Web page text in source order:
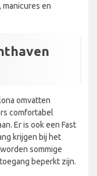
en
omvatten
comfortabel
Er is ook een Fast
krijgen bij het
sommige
beperkt zijn.